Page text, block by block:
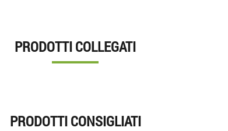
PRODOTTI COLLEGATI
PRODOTTI CONSIGLIATI